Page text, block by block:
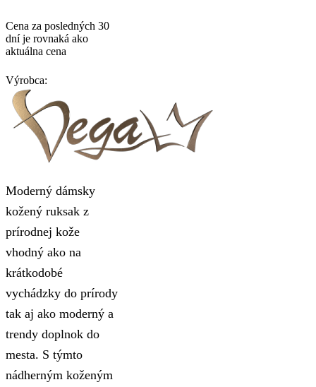
Cena za posledných 30
dní je rovnaká ako
aktuálna cena
Výrobca:
Moderný dámsky
kožený ruksak z
prírodnej kože
vhodný ako na
krátkodobé
vychádzky do prírody
tak aj ako moderný a
trendy doplnok do
mesta. S týmto
nádherným koženým